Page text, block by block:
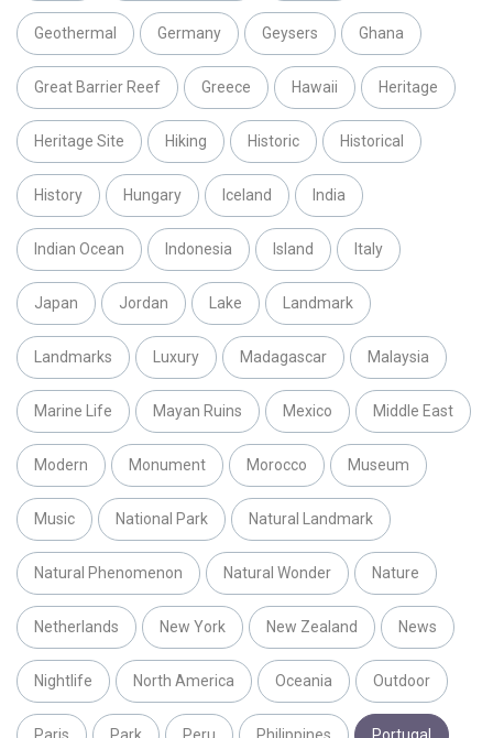
Geothermal Germany Geysers Ghana
Great Barrier Reef Greece Hawaii Heritage
Heritage Site Hiking Historic Historical
History Hungary Iceland India
Indian Ocean Indonesia Island Italy
Japan Jordan Lake Landmark
Landmarks Luxury Madagascar Malaysia
Marine Life Mayan Ruins Mexico Middle East
Modern Monument Morocco Museum
Music National Park Natural Landmark
Natural Phenomenon Natural Wonder Nature
Netherlands New York New Zealand News
Nightlife North America Oceania Outdoor